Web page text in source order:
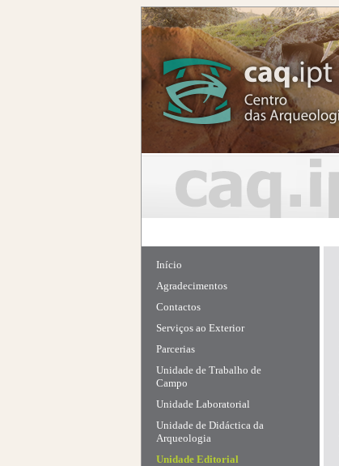
Início
Agradecimentos
Contactos
Serviços ao Exterior
Parcerias
Unidade de Trabalho de
Campo
Unidade Laboratorial
Unidade de Didáctica da
Arqueologia
Unidade Editorial